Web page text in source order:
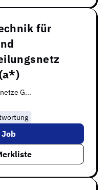
für
G...